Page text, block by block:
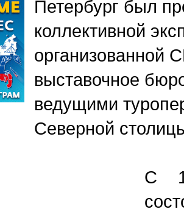
Петербург был
коллективной
организованной
выставочное
ведущими
Северной
С